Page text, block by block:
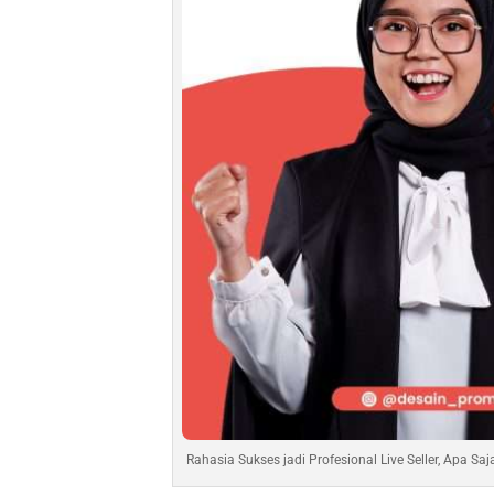
Rahasia Sukses jadi Profesional Live Seller, Apa